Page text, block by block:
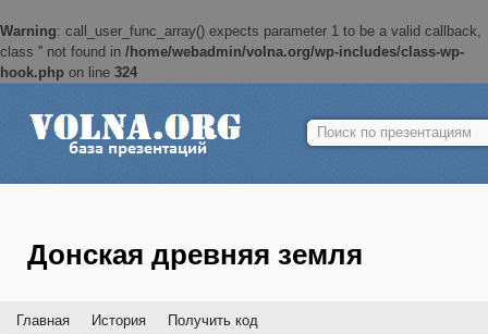
Warning: call_user_func_array() expects parameter 1 to be a valid callback,
class '' not found in /home/webadmin/volna.org/wp-includes/class-wp-
hook.php on line 324
Найти:
Донская древняя земля
Главная История Получить код